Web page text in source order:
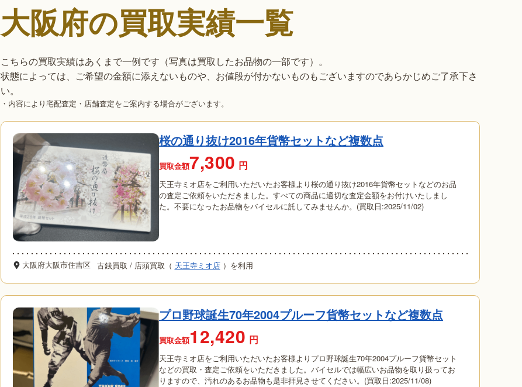
大阪府の買取実績一覧
こちらの買取実績はあくまで一例です（写真は買取したお品物の一部です）。
状態によっては、ご希望の金額に添えないものや、お値段が付かないものもございますのであらかじめご了承下さ
い。
・内容により宅配査定・店舗査定をご案内する場合がございます。
桜の通り抜け2016年貨幣セットなど複数点
買取金額7,300 円
天王寺ミオ店をご利用いただいたお客様より桜の通り抜け2016年貨幣セットなどのお品
の査定ご依頼をいただきました。すべての商品に適切な査定金額をお付けいたしまし
た。不要になったお品物をバイセルに託してみませんか。(買取日:2025/11/02)
大阪府大阪市住吉区 古銭買取 / 店頭買取（ 天王寺ミオ店 ）を利用
プロ野球誕生70年2004プルーフ貨幣セットなど複数点
買取金額12,420 円
天王寺ミオ店をご利用いただいたお客様よりプロ野球誕生70年2004プルーフ貨幣セット
などの買取・査定ご依頼をいただきました。バイセルでは幅広いお品物を取り扱ってお
りますので、汚れのあるお品物も是非拝見させてください。(買取日:2025/11/08)